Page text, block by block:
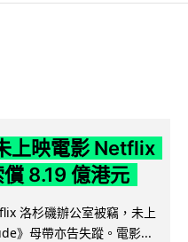
上映電影 Netflix
8.19 億港元
洛杉磯辦公室被竊，未上
》母帶亦告失蹤。電影...